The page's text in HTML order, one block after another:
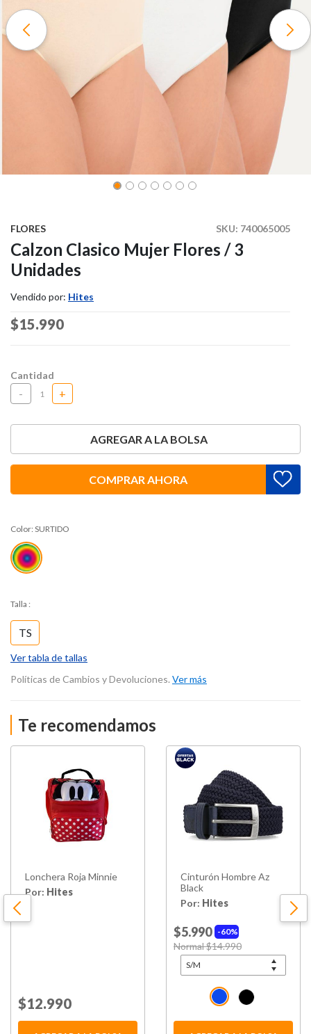
SKU: 740065005
FLORES
Calzon Clasico Mujer Flores / 3
Unidades
Vendido por: Hites
Price reduced from
$15.990
Cantidad
- +
AGREGAR A LA BOLSA
COMPRAR AHORA
Color: SURTIDO
Talla :
TS
Ver tabla de tallas
Políticas de Cambios y Devoluciones. Ver más
Te recomendamos
Lonchera Roja Minnie
Por: Hites
Price reduced from
$12.990
Cinturón Hombre Az
Black
Por: Hites
60%
$5.990
Price reduced from
Normal $14.990